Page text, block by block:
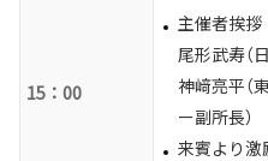
15：00
主催者挨拶
尾形武寿（
神﨑亮平（
ー副所長）
来賓より激